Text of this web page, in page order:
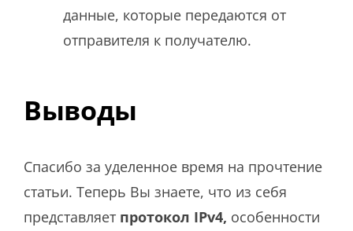
данные, которые передаются от
отправителя к получателю.
Выводы
Спасибо за уделенное время на прочтение
статьи. Теперь Вы знаете, что из себя
представляет протокол IPv4, особенности